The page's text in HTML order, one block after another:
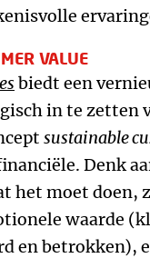
VALUE
biedt een
in te zetten
sustainable
Denk
het moet doen,
waarde
en betrokken),